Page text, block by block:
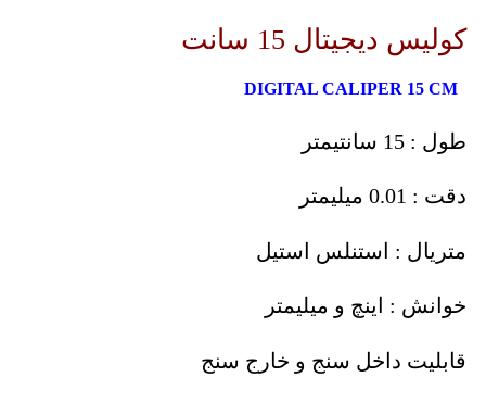
کولیس دیجیتال 15 سانت
طول : 15 سانتیمتر
دقت : 0.01 میلیمتر
متریال : استنلس استیل
خوانش : اینچ و میلیمتر
قابلیت داخل سنج و خارج سنج